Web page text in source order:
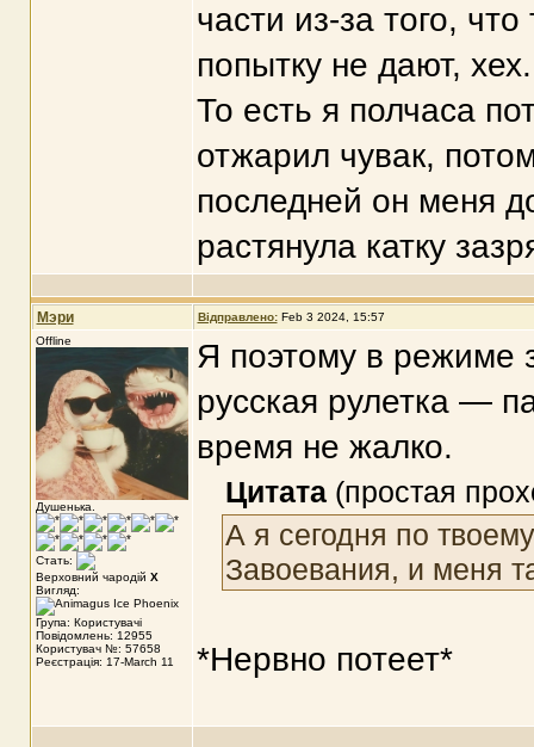
части из-за того,
попытку не дают, хех.
То есть я полчаса
отжарил чувак,
последней он меня
растянула катку
Мэри Відправлено: Feb 3 2024, 15:57
Offline
Душенька.
Стать:
Верховний чародій X
Вигляд:
Група: Користувачі
Повідомлень: 12955
Користувач №: 57658
Реєстрація: 17-March 11
Я поэтому в режиме
русская рулетка —
время не жалко.
Цитата(простая
А я сегодня по
Завоевания, и меня
*Нервно потеет*